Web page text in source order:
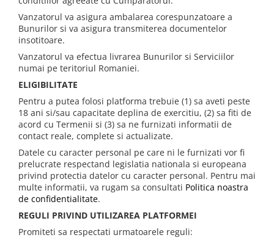
Vanzatorul va asigura ambalarea corespunzatoare a
Bunurilor si va asigura transmiterea documentelor
insotitoare.
Vanzatorul va efectua livrarea Bunurilor si Serviciilor
numai pe teritoriul Romaniei.
ELIGIBILITATE
Pentru a putea folosi platforma trebuie (1) sa aveti peste
18 ani si/sau capacitate deplina de exercitiu, (2) sa fiti de
acord cu Termenii si (3) sa ne furnizati informatii de
contact reale, complete si actualizate.
Datele cu caracter personal pe care ni le furnizati vor fi
prelucrate respectand legislatia nationala si europeana
privind protectia datelor cu caracter personal. Pentru mai
multe informatii, va rugam sa consultati Politica noastra
de confidentialitate.
REGULI PRIVIND UTILIZAREA PLATFORMEI
Promiteti sa respectati urmatoarele reguli: